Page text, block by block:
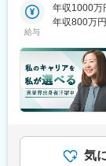
社宅提供◆
中◆入社半
成期間中
元マネージ
ャリアチェ
覧』を参照
青森・多摩
関東／茨城
潟■関西／
給与
年収1000万
年収800万
気